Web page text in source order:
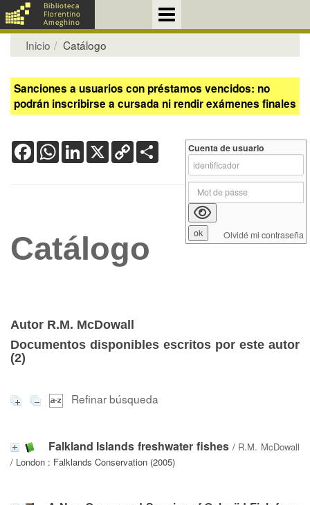
Inicio Catálogo
Sanciones a usuarios con préstamos vencidos: no
podrán inscribirse a cursada ni rendir exámenes finales
FacebookWhatsApp
LinkedIn
X Copy
Link
Catálogo
Autor R.M. McDowall
Documentos disponibles escritos por este autor
(2)
Refinar búsqueda
Falkland Islands freshwater fishes/ R.M. McDowall
/ London : Falklands Conservation (2005)
Cuenta de usuario
Olvidé mi contraseña